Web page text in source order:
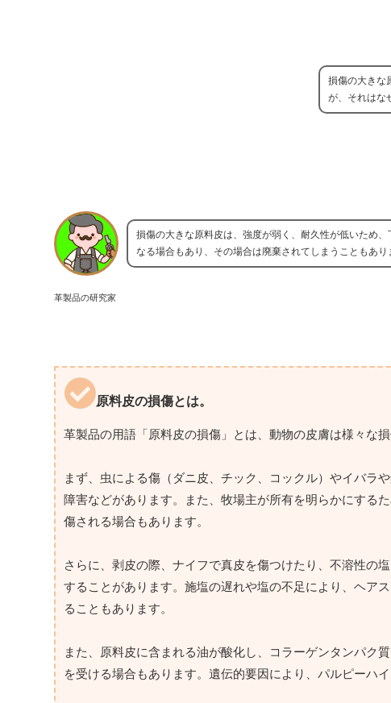
損傷の大きな
が、それはな
革製品の研究家
損傷の大きな原料皮は、強度が弱く、耐久性が低いため
なる場合もあり、その場合は廃棄されてしまうこともあり
原料皮の損傷とは。
革製品の用語「原料皮の損傷」とは、動物の皮膚は様々な
まず、虫による傷（ダニ皮、チック、コックル）やイバラ
障害などがあります。また、牧場主が所有を明らかにする
傷される場合もあります。
さらに、剥皮の際、ナイフで真皮を傷つけたり、不溶性の
することがあります。施塩の遅れや塩の不足により、ヘア
ることもあります。
また、原料皮に含まれる油が酸化し、コラーゲンタンパク
を受ける場合もあります。遺伝的要因により、パルピーハ